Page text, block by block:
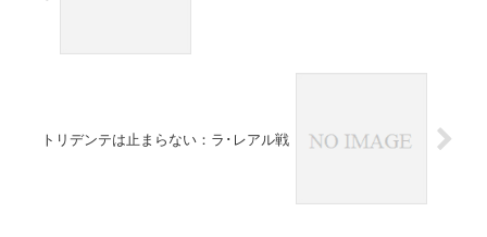
トリデンテは止まらない：ラ･レアル戦